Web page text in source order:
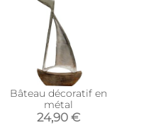
Bâteau décoratif en
métal
24,90 €